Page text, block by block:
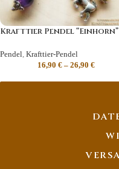
Krafttier Pendel “Einhorn”
Pendel, Krafttier-Pendel
16,90 € – 26,90 €